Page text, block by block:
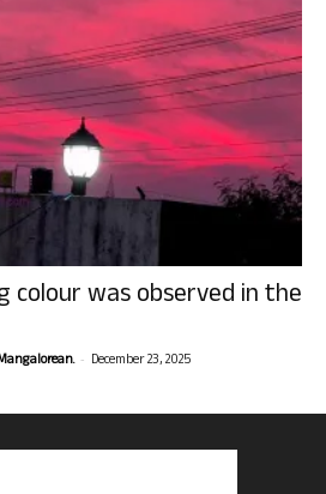
colour was observed in the
- December 23, 2025